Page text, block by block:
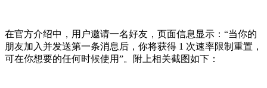
在官方介绍中，用户邀请一名好友，页面信息显示：“当你的
朋友加入并发送第一条消息后，你将获得 1 次速率限制重置，
可在你想要的任何时候使用”。附上相关截图如下：